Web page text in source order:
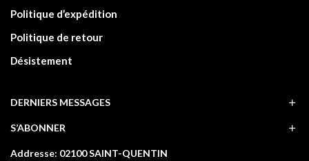
Politique d’expédition
Politique de retour
Désistement
DERNIERS MESSAGES
S’ABONNER
Addresse: 02100 SAINT-QUENTIN